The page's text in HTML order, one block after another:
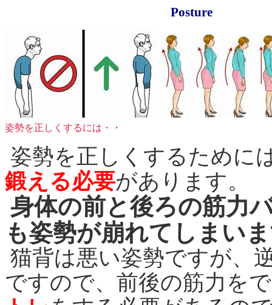
Posture
姿勢を正しくするには・・
姿勢を正しくするために
鍛える必要があります。
身体の前と後ろの筋力
も姿勢が崩れてしまい
猫背は悪い姿勢ですが、
ですので、前後の筋力を